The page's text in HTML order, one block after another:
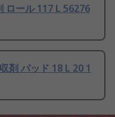
ロール 117 L 56276
剤 パッド 18 L 20 1